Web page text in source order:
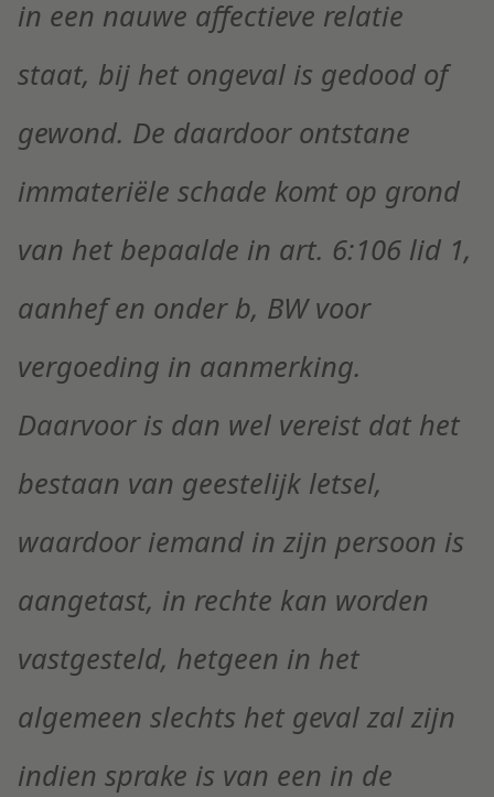
in een nauwe affectieve relatie
staat, bij het ongeval is gedood of
gewond. De daardoor ontstane
immateriële schade komt op grond
van het bepaalde in art. 6:106 lid 1,
aanhef en onder b, BW voor
vergoeding in aanmerking.
Daarvoor is dan wel vereist dat het
bestaan van geestelijk letsel,
waardoor iemand in zijn persoon is
aangetast, in rechte kan worden
vastgesteld, hetgeen in het
algemeen slechts het geval zal zijn
indien sprake is van een in de